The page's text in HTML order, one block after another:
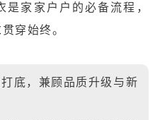
家家户户的必备流程，
穿始终。
底，兼顾品质升级与新